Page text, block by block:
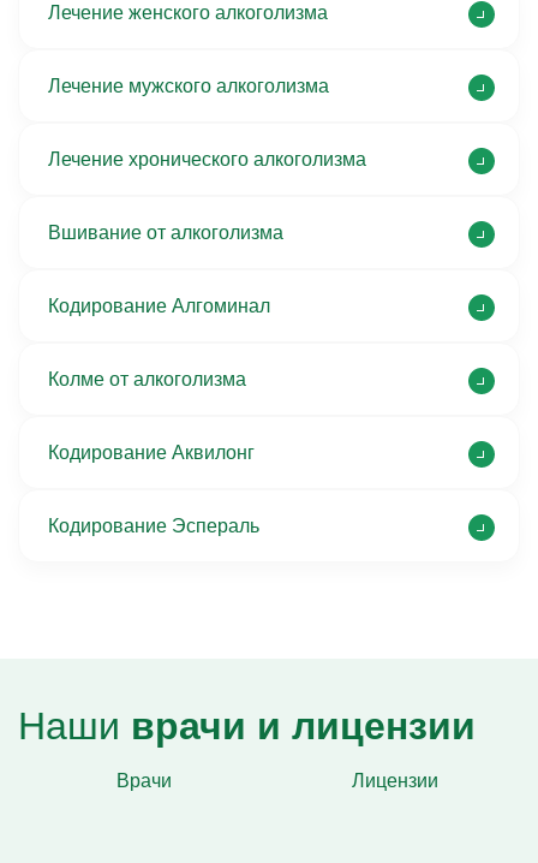
Лечение женского алкоголизма
Лечение мужского алкоголизма
Лечение хронического алкоголизма
Вшивание от алкоголизма
Кодирование Алгоминал
Колме от алкоголизма
Кодирование Аквилонг
Кодирование Эспераль
Наши врачи и лицензии
Врачи Лицензии